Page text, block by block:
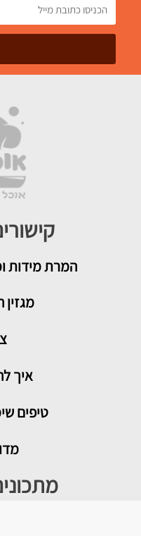
המרת מידות
איך
טיפים